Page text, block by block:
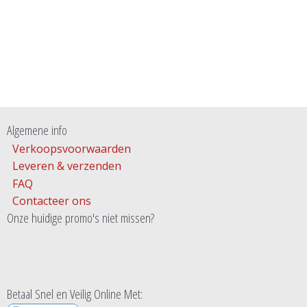
Algemene info
Verkoopsvoorwaarden
Leveren & verzenden
FAQ
Contacteer ons
Onze huidige promo's niet missen?
Betaal Snel en Veilig Online Met: